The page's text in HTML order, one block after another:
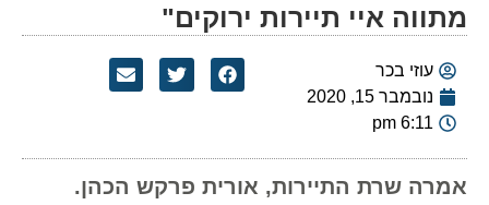
מתווה איי תיירות ירוקים"
עוזי בכר
נובמבר 15, 2020
6:11 pm
אמרה שרת התיירות, אורית פרקש הכהן.